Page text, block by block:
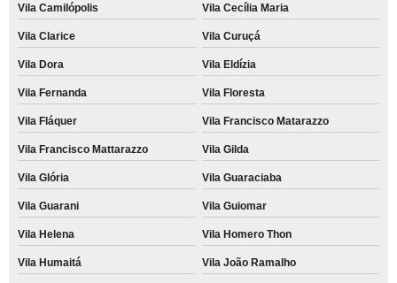
Vila Camilópolis Vila Cecília Maria
Vila Clarice Vila Curuçá
Vila Dora Vila Eldízia
Vila Fernanda Vila Floresta
Vila Fláquer Vila Francisco Matarazzo
Vila Francisco Mattarazzo Vila Gilda
Vila Glória Vila Guaraciaba
Vila Guarani Vila Guiomar
Vila Helena Vila Homero Thon
Vila Humaitá Vila João Ramalho